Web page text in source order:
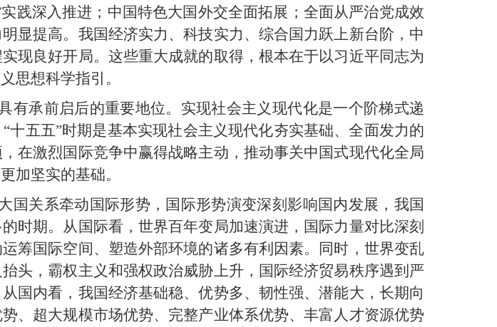
践深入推进；中国特色大国外交全面拓展；全面从严治党成效
显提高。我国经济实力、科技实力、综合国力跃上新台阶，中
现良好开局。这些重大成就的取得，根本在于以习近平同志为
思想科学指引。
有承前启后的重要地位。实现社会主义现代化是一个阶梯式递
五五”时期是基本实现社会主义现代化夯实基础、全面发力的
在激烈国际竞争中赢得战略主动，推动事关中国式现代化全局
加坚实的基础。
国关系牵动国际形势，国际形势演变深刻影响国内发展，我国
时期。从国际看，世界百年变局加速演进，国际力量对比深刻
筹国际空间、塑造外部环境的诸多有利因素。同时，世界变乱
头，霸权主义和强权政治威胁上升，国际经济贸易秩序遇到严
国内看，我国经济基础稳、优势多、韧性强、潜能大，长期向
、超大规模市场优势、完整产业体系优势、丰富人才资源优势